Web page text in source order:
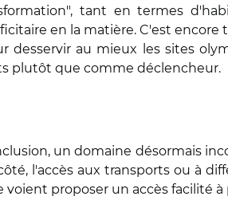
tant en termes
en la matière. C'est
desservir au mieux les sites
plutôt que comme déclencheur.
un domaine désormais
l'accès aux transports ou à
proposer un accès facilité